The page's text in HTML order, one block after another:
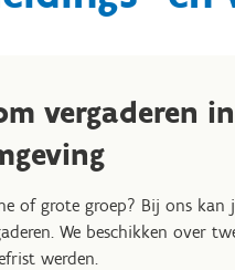
vergaderen
of grote groep? Bij ons kan
We beschikken over
werden.